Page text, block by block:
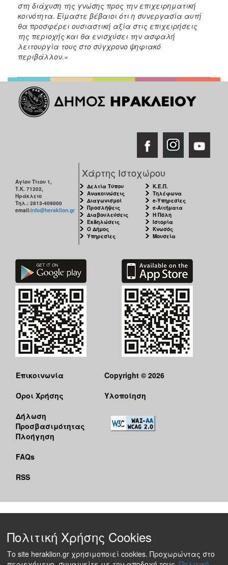
στη διάχυση της γνώσης προς την επιχειρηματική
κοινότητα. Είμαστε βέβαιοι ότι η συνεργασία αυτή
θα προσφέρει ουσιαστική αξία στις επιχειρήσεις
της περιοχής και θα ενισχύσει την ασφαλή
λειτουργία τους στο σύγχρονο ψηφιακό
περιβάλλον.»
Αγίου Τίτου 1,
Τ.Κ. 71202,
Ηράκλειο
Τηλ.: 2813-409000
email:info@heraklion.gr
Χάρτης Ιστοχώρου
Δελτία Τύπου
Ανακοινώσεις
Διαγωνισμοί
Προσλήψεις
Διαβουλεύσεις
Εκδηλώσεις
Ο Δήμος
Υπηρεσίες
Κ.Ε.Π.
Τηλέφωνα
e-Υπηρεσίες
e-Αιτήματα
Η Πόλη
Ιστορία
Κνωσός
Μουσεία
Επικοινωνία
Όροι Χρήσης
Δήλωση
Προσβασιμότητας
Πλοήγηση
FAQs
RSS
Copyright © 2026
Υλοποίηση
Πολιτική Χρήσης Cookies
Το site heraklion.gr χρησιμοποιεί cookies. Προχωρώντας στο